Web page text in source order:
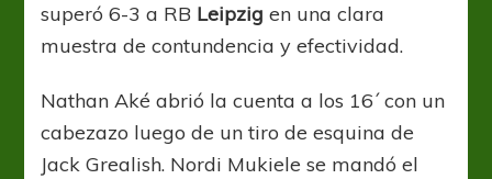
superó 6-3 a RB Leipzig en una clara
muestra de contundencia y efectividad.
Nathan Aké abrió la cuenta a los 16´ con un
cabezazo luego de un tiro de esquina de
Jack Grealish. Nordi Mukiele se mandó el